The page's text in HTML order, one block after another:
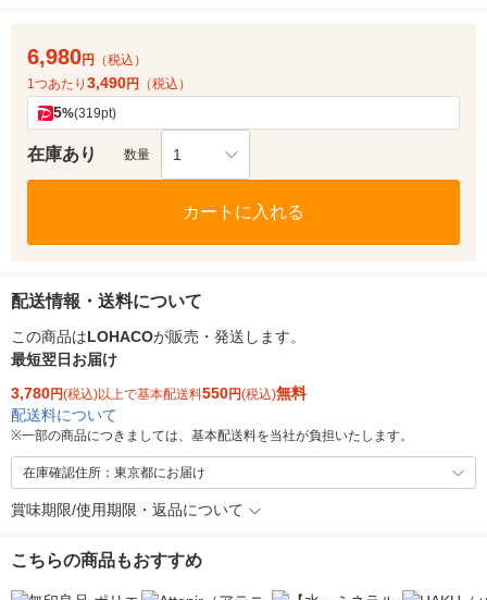
6,980円
（税込）
1つあたり 3,490円 （税込）
5%(319pt)
在庫あり 数量 1
カートに入れる
配送情報・送料について
この商品はLOHACOが販売・発送します。
最短翌日お届け
3,780円(税込)以上で基本配送料550円(税込)無料
配送料について
※一部の商品につきましては、基本配送料を当社が負担いたします。
在庫確認住所：東京都にお届け
賞味期限/使用期限・返品について
こちらの商品もおすすめ